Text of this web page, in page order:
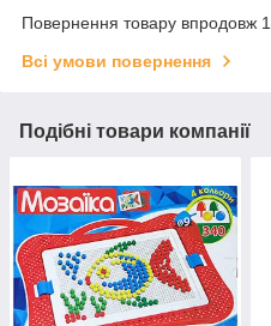
Повернення товару впродовж
Всі умови повернення
Подібні товари компанії